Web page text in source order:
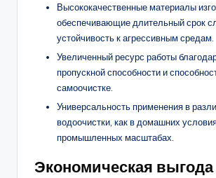
Высококачественные материалы
обеспечивающие длительный срок
устойчивость к агрессивным средам.
Увеличенный ресурс работы
пропускной способности и
самоочистке.
Универсальность применения в
водоочистки, как в домашних
промышленных масштабах.
Экономическая выгода